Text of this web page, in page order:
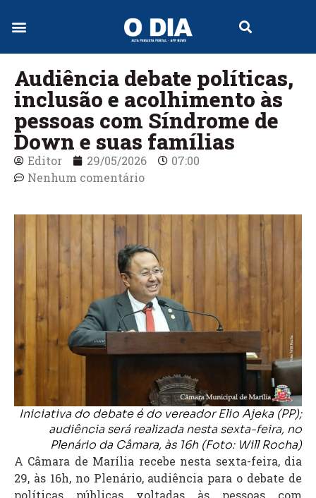
Audiência debate políticas,
inclusão e acolhimento às
pessoas com Síndrome de
Down e suas famílias
Editor 29/05/2026
07:00
Nenhum comentário
Iniciativa do debate é do vereador Elio Ajeka (PP);
audiência será realizada nesta sexta-feira, no
Plenário da Câmara, às 16h (Foto: Will Rocha)
A Câmara de Marília recebe nesta sexta-feira, dia
29, às 16h, no Plenário, audiência para o debate de
políticas públicas voltadas às pessoas com